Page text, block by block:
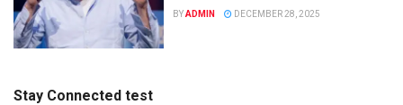
BYADMIN DECEMBER 28, 2025
Stay Connected test